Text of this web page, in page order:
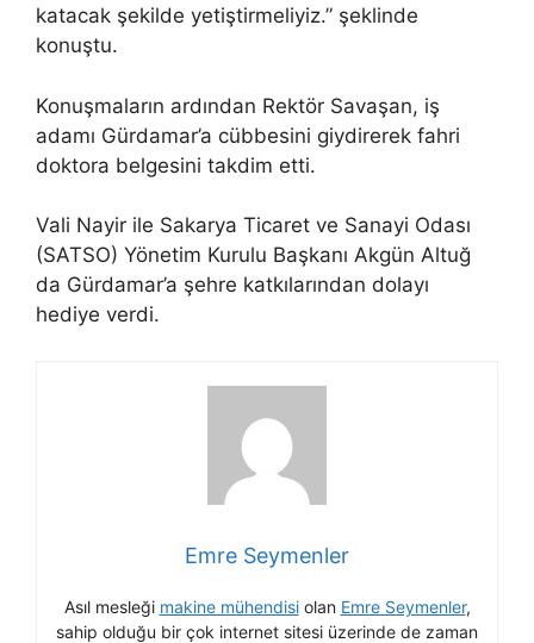
katacak şekilde yetiştirmeliyiz.” şeklinde
konuştu.
Konuşmaların ardından Rektör Savaşan, iş
adamı Gürdamar’a cübbesini giydirerek fahri
doktora belgesini takdim etti.
Vali Nayir ile Sakarya Ticaret ve Sanayi Odası
(SATSO) Yönetim Kurulu Başkanı Akgün Altuğ
da Gürdamar’a şehre katkılarından dolayı
hediye verdi.
Emre Seymenler
Asıl mesleği makine mühendisiolan Emre Seymenler,
sahip olduğu bir çok internet sitesi üzerinde de zaman